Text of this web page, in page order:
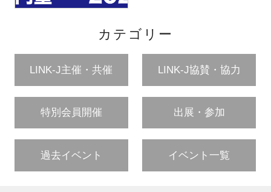
カテゴリー
LINK-J主催・共催 LINK-J協賛・協力
特別会員開催 出展・参加
過去イベント イベント一覧